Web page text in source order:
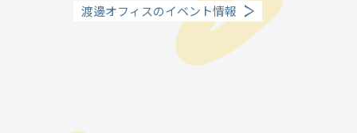
渡邊オフィスのイベント情報